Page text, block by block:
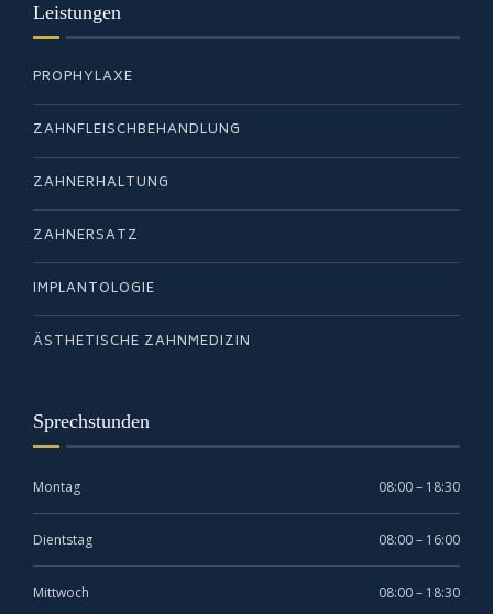
Leistungen
PROPHYLAXE
ZAHNFLEISCHBEHANDLUNG
ZAHNERHALTUNG
ZAHNERSATZ
IMPLANTOLOGIE
ÄSTHETISCHE ZAHNMEDIZIN
Sprechstunden
Montag 08:00 – 18:30
Dientstag 08:00 – 16:00
Mittwoch 08:00 – 18:30